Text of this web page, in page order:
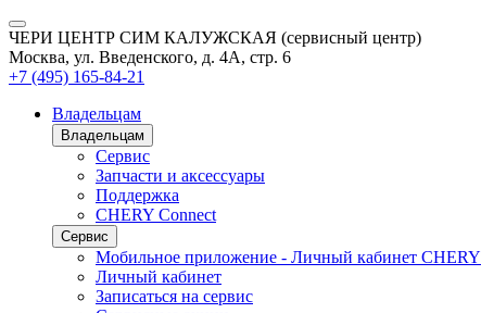
ЧЕРИ ЦЕНТР СИМ КАЛУЖСКАЯ (сервисный центр)
Москва, ул. Введенского, д. 4А, стр. 6
+7 (495) 165-84-21
Владельцам
Владельцам
Сервис
Запчасти и аксессуары
Поддержка
CHERY Connect
Сервис
Мобильное приложение - Личный кабинет CHERY
Личный кабинет
Записаться на сервис